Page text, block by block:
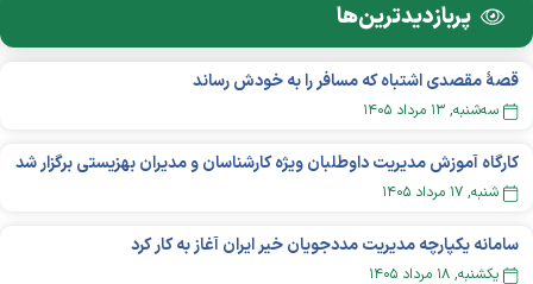
پربازدید‌ترین‌ها
قصهٔ مقصدی اشتباه که مسافر را به خودش رساند
سه‌شنبه, ۱۳ مرداد ۱۴۰۵
کارگاه آموزش مدیریت داوطلبان ویژه کارشناسان و مدیران بهزیستی برگزار شد
شنبه, ۱۷ مرداد ۱۴۰۵
سامانه یکپارچه مدیریت مددجویان خیر ایران آغاز به کار کرد
يکشنبه, ۱۸ مرداد ۱۴۰۵